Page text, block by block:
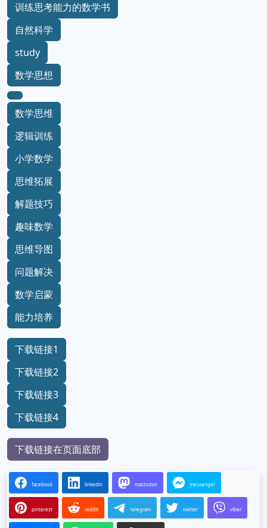
训练思考能力的数学书
自然科学
study
数学思想
数学思维
逻辑训练
小学数学
思维拓展
解题技巧
趣味数学
思维导图
问题解决
数学启蒙
能力培养
下载链接1
下载链接2
下载链接3
下载链接4
下载链接在页面底部
facebook linkedin mastodon messenger
pinterest reddit telegram twitter viber